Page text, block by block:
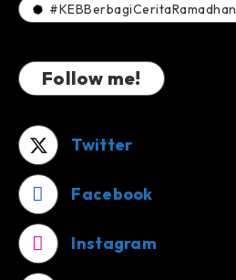
#KEBBerbagiCeritaRamadhan
Follow me!
Twitter
Facebook
Instagram